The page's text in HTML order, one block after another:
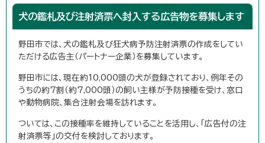
犬の鑑札及び注射済票へ封入する広告物を募集します
野田市では、犬の鑑札及び狂犬病予防注射済票の作成をしてい
ただける広告主（パートナー企業）を募集しています。
野田市には、現在約10,000頭の犬が登録されており、例年その
うちの約7割（約7,000頭）の飼い主様が予防接種を受け、窓口
や動物病院、集合注射会場を訪れます。
ついては、この接種率を維持していることを活用し、「広告付の注
射済票等」の交付を検討しております。